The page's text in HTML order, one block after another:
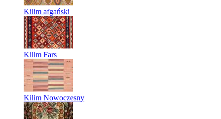
Kilim afgański
Kilim Fars
Kilim Nowoczesny